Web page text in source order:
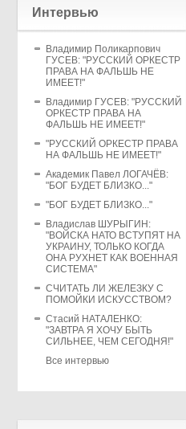
Интервью
Владимир Поликарпович
ГУСЕВ: "РУССКИЙ ОРКЕСТР
ПРАВА НА ФАЛЬШЬ НЕ
ИМЕЕТ!"
Владимир ГУСЕВ: "РУССКИЙ
ОРКЕСТР ПРАВА НА
ФАЛЬШЬ НЕ ИМЕЕТ!"
"РУССКИЙ ОРКЕСТР ПРАВА
НА ФАЛЬШЬ НЕ ИМЕЕТ!"
Академик Павел ЛОГАЧЁВ:
"БОГ БУДЕТ БЛИЗКО..."
"БОГ БУДЕТ БЛИЗКО..."
Владислав ШУРЫГИН:
"ВОЙСКА НАТО ВСТУПЯТ НА
УКРАИНУ, ТОЛЬКО КОГДА
ОНА РУХНЕТ КАК ВОЕННАЯ
СИСТЕМА"
СЧИТАТЬ ЛИ ЖЕЛЕЗКУ С
ПОМОЙКИ ИСКУССТВОМ?
Стасий НАТАЛЕНКО:
"ЗАВТРА Я ХОЧУ БЫТЬ
СИЛЬНЕЕ, ЧЕМ СЕГОДНЯ!"
Все интервью